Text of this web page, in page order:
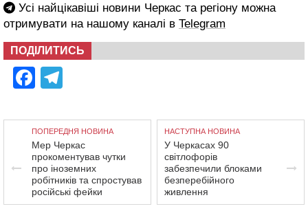
Усі найцікавіші новини Черкас та регіону можна
отримувати на нашому каналі в Telegram
ПОДІЛИТИСЬ
Facebook
ПОПЕРЕДНЯ НОВИНА
Мер Черкас
прокоментував чутки
про іноземних
робітників та спростував
російські фейки
НАСТУПНА НОВИНА
У Черкасах 90
світлофорів
забезпечили блоками
безперебійного
живлення